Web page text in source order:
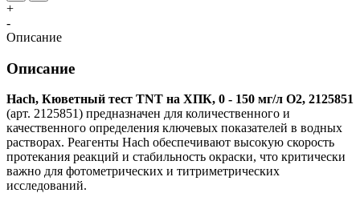
+
-
Описание
Описание
Hach, Кюветный тест TNT на ХПК, 0 - 150 мг/л О2, 2125851
(арт. 2125851) предназначен для количественного и
качественного определения ключевых показателей в водных
растворах. Реагенты Hach обеспечивают высокую скорость
протекания реакций и стабильность окраски, что критически
важно для фотометрических и титриметрических
исследований.